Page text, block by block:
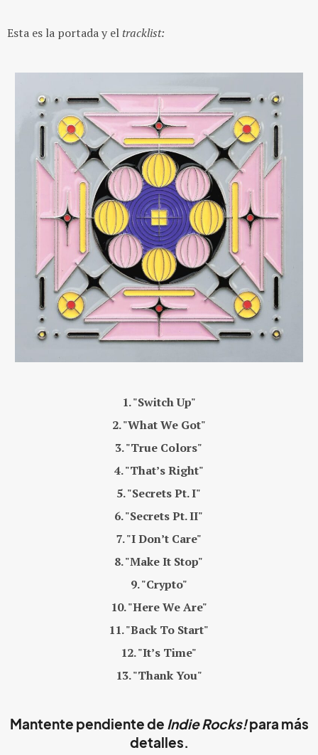
Esta es la portada y el tracklist:
1. "Switch Up"
2. "What We Got"
3. "True Colors"
4. "That’s Right"
5. "Secrets Pt. I"
6. "Secrets Pt. II"
7. "I Don’t Care"
8. "Make It Stop"
9. "Crypto"
10. "Here We Are"
11. "Back To Start"
12. "It’s Time"
13. "Thank You"
Mantente pendiente de Indie Rocks!para más
detalles.